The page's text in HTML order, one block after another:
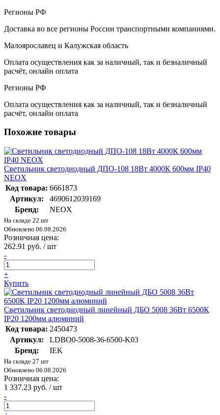
Регионы РФ
Доставка во все регионы России транспортными компаниями.
Малоярославец и Калужская область
Оплата осуществления как за наличный, так и безналичный
расчёт, онлайн оплата
Регионы РФ
Оплата осуществления как за наличный, так и безналичный
расчёт, онлайн оплата
Похожие товары
Светильник светодиодный ДПО-108 18Вт 4000К 600мм IP40
NEOX
Код товара: 6661873
Артикул:
4690612039169
Бренд:
NEOX
На складе 22 шт
Обновлено 06.08.2026
Розничная цена:
262.91 руб. / шт
-
+
Купить
Светильник светодиодный линейный ДБО 5008 36Вт 6500К
IP20 1200мм алюминий
Код товара: 2450473
Артикул:
LDBO0-5008-36-6500-K03
Бренд:
IEK
На складе 27 шт
Обновлено 06.08.2026
Розничная цена:
1 337.23 руб. / шт
-